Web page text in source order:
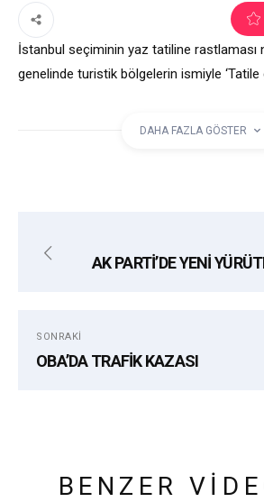
İstanbul seçiminin yaz tatiline rastlaması
genelinde turistik bölgelerin ismiyle ‘Tatile
sıra il ve ilçelerdeki parti teşkilatları da
CUMHURIYET HALK PARTISI
SEÇIM
DAHA FAZLA GÖSTER
AK PARTİ’DE YENİ
SONRAKI
OBA’DA TRAFİK KAZASI
BENZER